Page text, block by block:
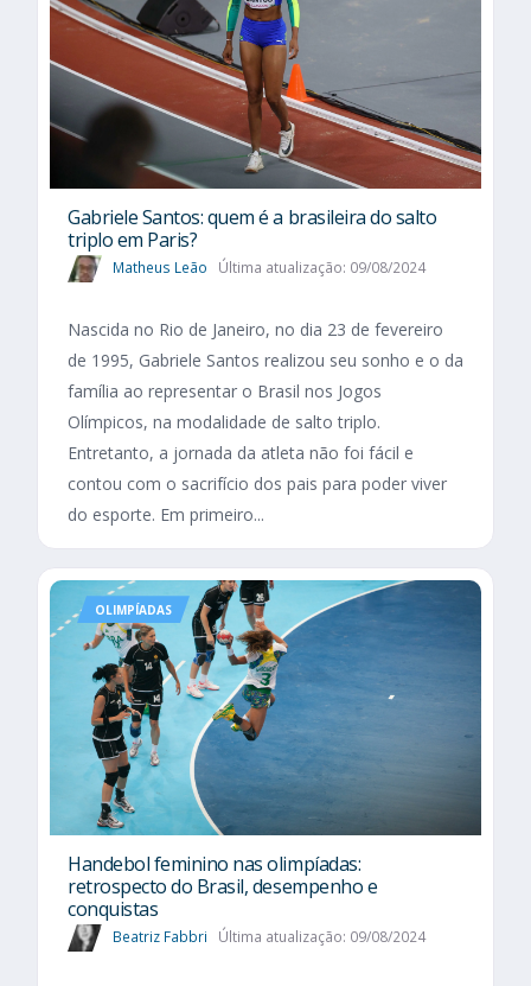
Gabriele Santos: quem é a brasileira do salto
triplo em Paris?
Matheus Leão Última atualização: 09/08/2024
Nascida no Rio de Janeiro, no dia 23 de fevereiro
de 1995, Gabriele Santos realizou seu sonho e o da
família ao representar o Brasil nos Jogos
Olímpicos, na modalidade de salto triplo.
Entretanto, a jornada da atleta não foi fácil e
contou com o sacrifício dos pais para poder viver
do esporte. Em primeiro...
OLIMPÍADAS
Handebol feminino nas olimpíadas:
retrospecto do Brasil, desempenho e
conquistas
Beatriz Fabbri Última atualização: 09/08/2024